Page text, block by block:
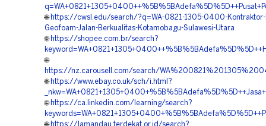
🌐 https://cwsl.edu/search/?q=WA-0821-1305-0400-Kontraktor-
Geofoam-Jalan-Berkualitas-Kotamobagu-Sulawesi-Utara
🌐 https://shopee.com.br/search?
🌐
https://nz.carousell.com/search/
🌐 https://www.ebay.co.uk/sch/i.html?
🌐 https://ca.linkedin.com/learning/search?
🌐 https://lamandau.terdekat.or.id/search?